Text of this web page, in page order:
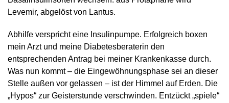
Levemir, abgelöst von Lantus.
Abhilfe verspricht eine Insulinpumpe. Erfolgreich boxen
mein Arzt und meine Diabetesberaterin den
entsprechenden Antrag bei meiner Krankenkasse durch.
Was nun kommt – die Eingewöhnungsphase sei an dieser
Stelle außen vor gelassen – ist der Himmel auf Erden. Die
„Hypos“ zur Geisterstunde verschwinden. Entzückt „spiele“